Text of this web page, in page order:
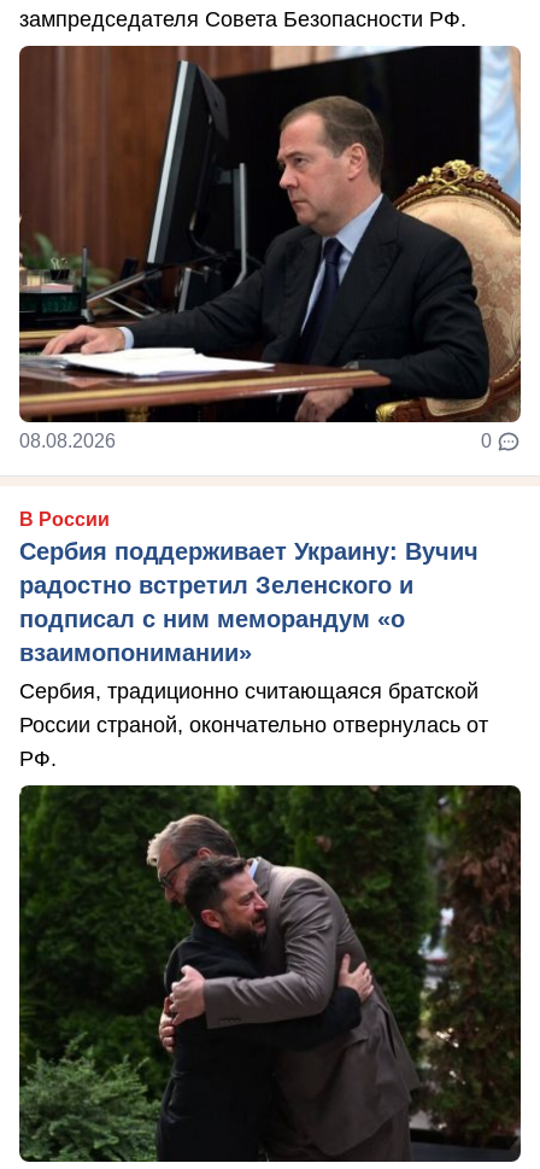
зампредседателя Совета Безопасности РФ.
08.08.2026 0
В России
Сербия поддерживает Украину: Вучич
радостно встретил Зеленского и
подписал с ним меморандум «о
взаимопонимании»
Сербия, традиционно считающаяся братской
России страной, окончательно отвернулась от
РФ.